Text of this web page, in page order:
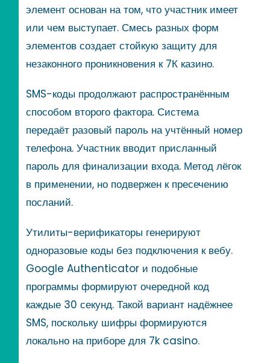
элемент основан на том, что участник имеет
или чем выступает. Смесь разных форм
элементов создает стойкую защиту для
незаконного проникновения к 7К казино.
SMS-коды продолжают распространённым
способом второго фактора. Система
передаёт разовый пароль на учтённый номер
телефона. Участник вводит присланный
пароль для финализации входа. Метод лёгок
в применении, но подвержен к пресечению
посланий.
Утилиты-верификаторы генерируют
одноразовые коды без подключения к вебу.
Google Authenticator и подобные
программы формируют очередной код
каждые 30 секунд. Такой вариант надёжнее
SMS, поскольку шифры формируются
локально на приборе для 7k casino.